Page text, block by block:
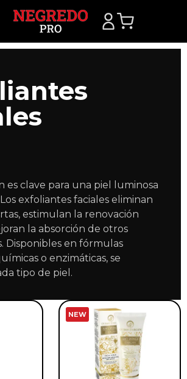
es clave para una piel luminosa
exfoliantes faciales eliminan
estimulan la renovación
la absorción de otros
Disponibles en fórmulas
o enzimáticas, se
tipo de piel.
NEW